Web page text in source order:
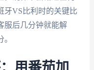
牙VS比利时的关键比
服后几分钟就能解